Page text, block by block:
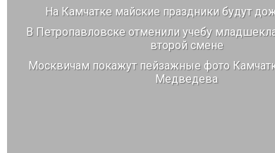
На Камчатке майские праздники будут
В Петропавловске отменили учебу
второй смене
Москвичам покажут пейзажные фото
Медведева